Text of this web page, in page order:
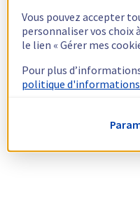
Vous pouvez accepter
personnaliser vos
le lien « Gérer mes
Pour plus
politique d'informations